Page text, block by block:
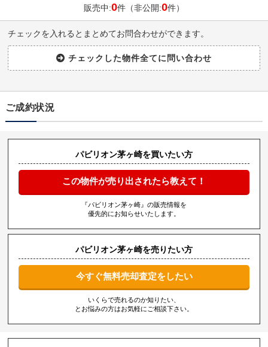
販売中:0件（非公開:0件）
チェックを入れるとまとめてお問合わせができます。
ご成約状況
パビリオン茅ヶ崎を買いたい方
この物件が売り出されたら教えて！
『パビリオン茅ヶ崎』の販売情報を
優先的にお知らせいたします。
パビリオン茅ヶ崎を売りたい方
今すぐ無料売却査定をしたい
いくらで売れるのか知りたい、
とお悩みの方はお気軽にご相談下さい。